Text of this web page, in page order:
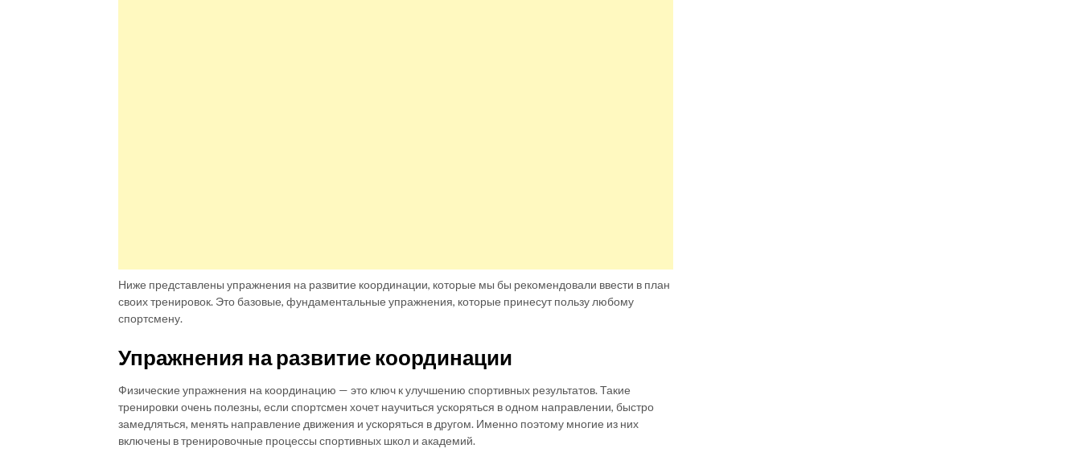
Ниже представлены упражнения на развитие координации, которые мы бы рекомендовали ввести в план
своих тренировок. Это базовые, фундаментальные упражнения, которые принесут пользу любому
спортсмену.
Упражнения на развитие координации
Физические упражнения на координацию — это ключ к улучшению спортивных результатов. Такие
тренировки очень полезны, если спортсмен хочет научиться ускоряться в одном направлении, быстро
замедляться, менять направление движения и ускоряться в другом. Именно поэтому многие из них
включены в тренировочные процессы спортивных школ и академий.